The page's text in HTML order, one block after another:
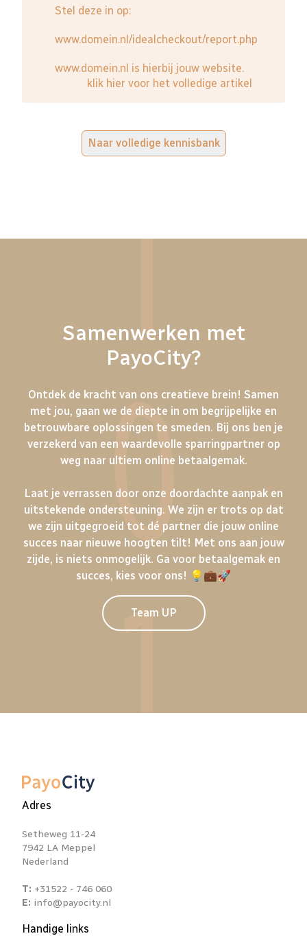
Stel deze in op:
www.domein.nl/idealcheckout/report.php
www.domein.nl is hierbij jouw website.
klik hier voor het volledige artikel
Naar volledige kennisbank
Samenwerken met
PayoCity?
Ontdek de kracht van ons creatieve brein! Samen
met jou, gaan we de diepte in om begrijpelijke en
betrouwbare oplossingen te smeden. Bij ons ben je
verzekerd van een waardevolle sparringpartner op
weg naar ultiem online betaalgemak.
Laat je verrassen door onze doordachte aanpak en
uitstekende ondersteuning. We zijn er trots op dat
we zijn uitgegroeid tot dé partner die jouw online
succes naar nieuwe hoogten tilt! Met ons aan jouw
zijde, is niets onmogelijk. Ga voor betaalgemak en
succes, kies voor ons! 💡💼🚀
Team UP
Adres
Setheweg 11-24
7942 LA Meppel
Nederland
T: +31522 - 746 060
E: info@payocity.nl
Handige links